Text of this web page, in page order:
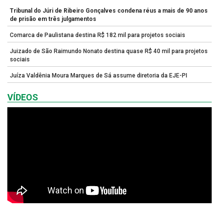
Tribunal do Júri de Ribeiro Gonçalves condena réus a mais de 90 anos
de prisão em três julgamentos
Comarca de Paulistana destina R$ 182 mil para projetos sociais
Juizado de São Raimundo Nonato destina quase R$ 40 mil para projetos
sociais
Juíza Valdênia Moura Marques de Sá assume diretoria da EJE-PI
VÍDEOS